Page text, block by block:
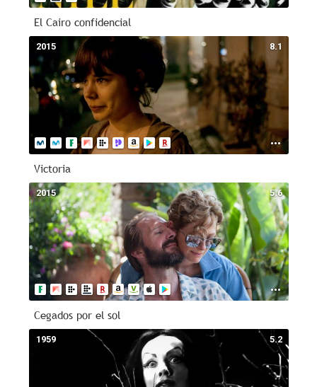
El Cairo confidencial
8.1
2015
Victoria
5.6
2015
Cegados por el sol
5.2
1959